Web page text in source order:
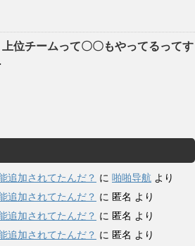
上位チームって〇〇もやってるってす
追加されてたんだ？ に 啪啪导航 より
追加されてたんだ？ に 匿名 より
追加されてたんだ？ に 匿名 より
追加されてたんだ？ に 匿名 より